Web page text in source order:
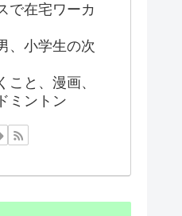
で在宅ワーカ
、小学生の次
こと、漫画、
ミントン